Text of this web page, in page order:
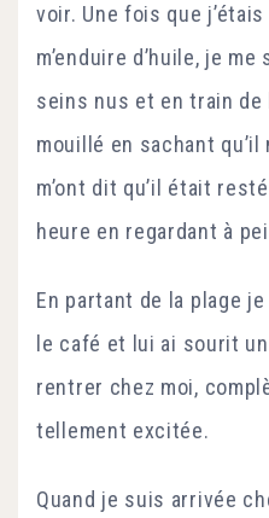
voir. Une fois que j’étais
m’enduire d’huile, je
seins nus et en train de
mouillé en sachant
m’ont dit qu’il était
heure en regardant à
En partant de la plage
le café et lui ai sourit
rentrer chez moi,
tellement excitée.
Quand je suis arrivée